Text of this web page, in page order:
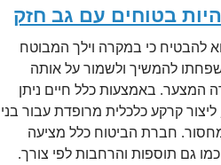
בטוחים עם גב חזק
להבטיח כי במקרה וילך המבוטח
להמשיך ולשמור על אותה
המצער. באמצעות כלל חיים ניתן
קרקע כלכלית מרופדת עבור בני
חברת הביטוח כלל מציעה
כמו גם תוספות והרחבות לפי צורך.